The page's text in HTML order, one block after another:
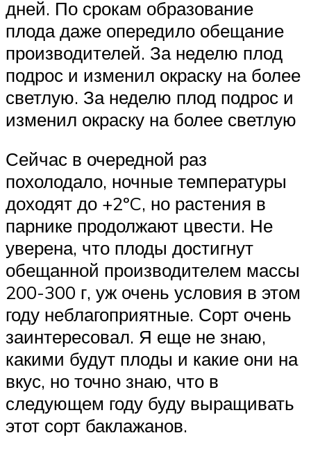
дней. По срокам образование
плода даже опередило обещание
производителей. За неделю плод
подрос и изменил окраску на более
светлую. За неделю плод подрос и
изменил окраску на более светлую
Сейчас в очередной раз
похолодало, ночные температуры
доходят до +2ºC, но растения в
парнике продолжают цвести. Не
уверена, что плоды достигнут
обещанной производителем массы
200-300 г, уж очень условия в этом
году неблагоприятные. Сорт очень
заинтересовал. Я еще не знаю,
какими будут плоды и какие они на
вкус, но точно знаю, что в
следующем году буду выращивать
этот сорт баклажанов.